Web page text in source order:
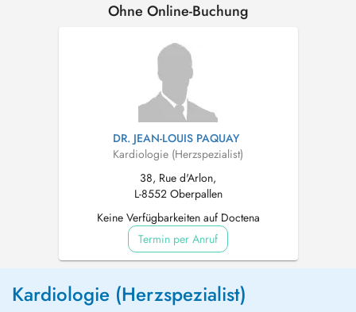
Ohne Online-Buchung
DR. JEAN-LOUIS PAQUAY
Kardiologie (Herzspezialist)
38, Rue d'Arlon,
L-8552 Oberpallen
Keine Verfügbarkeiten auf Doctena
Termin per Anruf
Kardiologie (Herzspezialist)